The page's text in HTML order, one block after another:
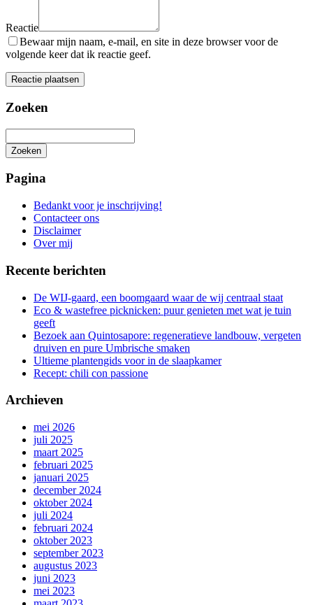
Reactie
Bewaar mijn naam, e-mail, en site in deze browser voor de
volgende keer dat ik reactie geef.
Zoeken
Zoeken
zoeken
Pagina
Bedankt voor je inschrijving!
Contacteer ons
Disclaimer
Over mij
Recente berichten
De WIJ-gaard, een boomgaard waar de wij centraal staat
Eco & wastefree picknicken: puur genieten met wat je tuin
geeft
Bezoek aan Quintosapore: regeneratieve landbouw, vergeten
druiven en pure Umbrische smaken
Ultieme plantengids voor in de slaapkamer
Recept: chili con passione
Archieven
mei 2026
juli 2025
maart 2025
februari 2025
januari 2025
december 2024
oktober 2024
juli 2024
februari 2024
oktober 2023
september 2023
augustus 2023
juni 2023
mei 2023